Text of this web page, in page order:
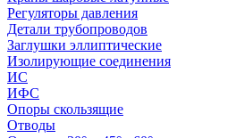
Регуляторы давления
Детали трубопроводов
Заглушки эллиптические
Изолирующие соединения
ИС
ИФС
Опоры скользящие
Отводы